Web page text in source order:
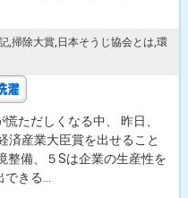
,掃除大賞, 日本そうじ協会とは,環
ただしくなる中、 昨日、
済産業大臣賞を出せること
整備、５Sは企業の生産性を
きる...